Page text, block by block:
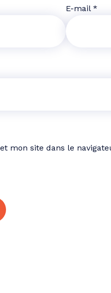
E-mail *
mon site dans le